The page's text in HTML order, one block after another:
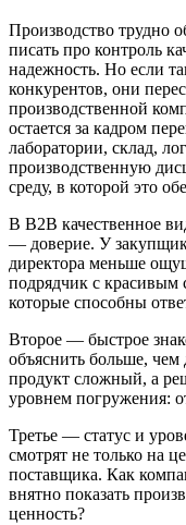
Производство трудно
писать про контроль
надежность. Но если
конкурентов, они
производственной
остается за кадром
лаборатории, склад,
производственную
среду, в которой это
В B2B качественное
— доверие. У
директора меньше
подрядчик с
которые способны
Второе — быстрое
объяснить больше, чем
продукт сложный, а
уровнем погружения:
Третье — статус и
смотрят не только на
поставщика. Как
внятно показать
ценность?